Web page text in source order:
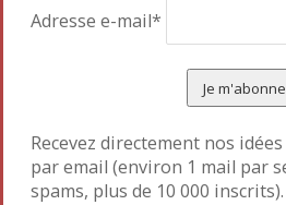
L’artiste interroge ici la
féminin et son exhibition dans
Ce corps féminin déchiré
la jeune femme de Mira Schor (
2024), au ventre scindé en
Adresse e-mail*
Recevez directement nos
par email (environ 1 mail par
spams, plus de 10 000 inscrits).